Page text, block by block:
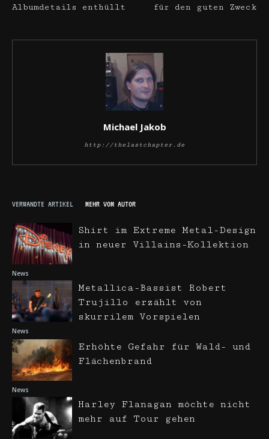
Albumdetails enthüllt
für den guten Zweck
Michael Jakob
http://thelastchapter.de
VERWANDTE ARTIKEL MEHR VOM AUTOR
News
Shirt im Extreme Metal-Design
in neuer Villains-Kollektion
News
Metallica-Bassist Robert
Trujillo erzählt von
skurrilem Vorspielen
News
Erhöhte Gefahr für Wald- und
Flächenbrand
Harley Flanagan möchte nicht
mehr auf Tour gehen